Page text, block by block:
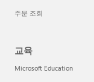
주문 조회
교육
Microsoft Education